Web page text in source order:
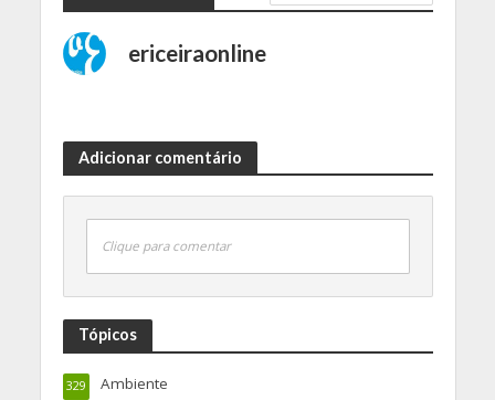
ericeiraonline
Adicionar comentário
Clique para comentar
Tópicos
Ambiente
329